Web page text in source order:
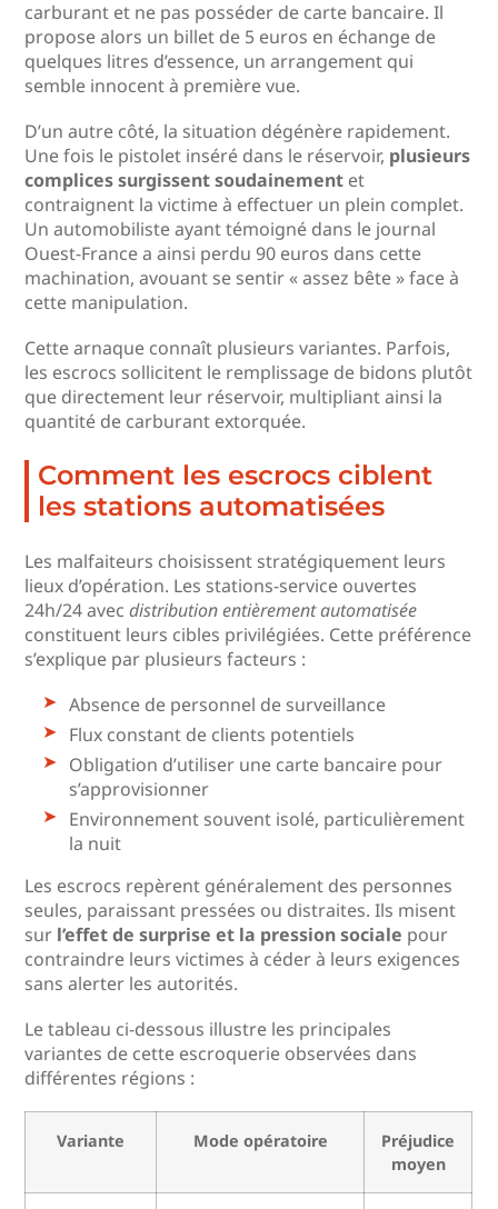
carburant et ne pas posséder de carte bancaire. Il
propose alors un billet de 5 euros en échange de
quelques litres d’essence, un arrangement qui
semble innocent à première vue.
D’un autre côté, la situation dégénère rapidement.
Une fois le pistolet inséré dans le réservoir, plusieurs
complices surgissent soudainement et
contraignent la victime à effectuer un plein complet.
Un automobiliste ayant témoigné dans le journal
Ouest-France a ainsi perdu 90 euros dans cette
machination, avouant se sentir « assez bête » face à
cette manipulation.
Cette arnaque connaît plusieurs variantes. Parfois,
les escrocs sollicitent le remplissage de bidons plutôt
que directement leur réservoir, multipliant ainsi la
quantité de carburant extorquée.
Comment les escrocs ciblent
les stations automatisées
Les malfaiteurs choisissent stratégiquement leurs
lieux d’opération. Les stations-service ouvertes
24h/24 avecdistribution entièrement automatisée
constituent leurs cibles privilégiées. Cette préférence
s’explique par plusieurs facteurs :
Absence de personnel de surveillance
Flux constant de clients potentiels
Obligation d’utiliser une carte bancaire pour
s’approvisionner
Environnement souvent isolé, particulièrement
la nuit
Les escrocs repèrent généralement des personnes
seules, paraissant pressées ou distraites. Ils misent
sur l’effet de surprise et la pression sociale pour
contraindre leurs victimes à céder à leurs exigences
sans alerter les autorités.
Le tableau ci-dessous illustre les principales
variantes de cette escroquerie observées dans
différentes régions :
Variante Mode opératoire
Préjudice
moyen